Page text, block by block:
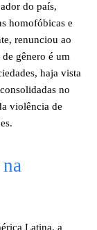
do país,
homofóbicas e
renunciou ao
gênero é um
haja vista
no
violência de
Latina, a